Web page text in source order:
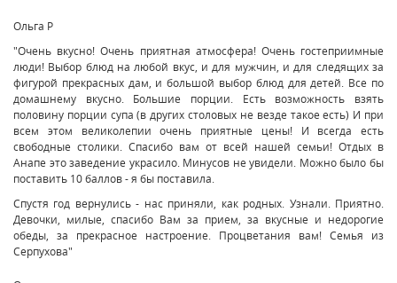
Ольга Р
"Очень вкусно! Очень приятная атмосфера! Очень гостеприимные
люди! Выбор блюд на любой вкус, и для мужчин, и для следящих за
фигурой прекрасных дам, и большой выбор блюд для детей. Все по
домашнему вкусно. Большие порции. Есть возможность взять
половину порции супа (в других столовых не везде такое есть) И при
всем этом великолепии очень приятные цены! И всегда есть
свободные столики. Спасибо вам от всей нашей семьи! Отдых в
Анапе это заведение украсило. Минусов не увидели. Можно было бы
поставить 10 баллов - я бы поставила.
Спустя год вернулись - нас приняли, как родных. Узнали. Приятно.
Девочки, милые, спасибо Вам за прием, за вкусные и недорогие
обеды, за прекрасное настроение. Процветания вам! Семья из
Серпухова"